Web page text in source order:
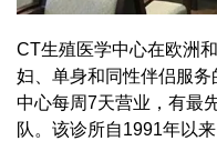
CT生殖医学中心在欧洲
妇、单身和同性伴侣服
中心每周7天营业，有最
队。该诊所自1991年以